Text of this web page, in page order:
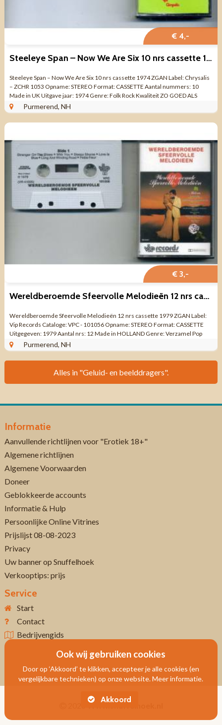
€ 4,-
Steeleye Span – Now We Are Six 10 nrs cassette 1974 ZGAN
Steeleye Span – Now We Are Six 10 nrs cassette 1974 ZGAN Label: Chrysalis
– ZCHR 1053 Opname: STEREO Format: CASSETTE Aantal nummers: 10
Made in UK Uitgave jaar: 1974 Genre: Folk Rock Kwaliteit ZO GOED ALS
NIEUW ...Purmerend, NH
€ 3,-
Wereldberoemde Sfeervolle Melodieën 12 nrs cassette 1979 ZGAN
Wereldberoemde Sfeervolle Melodieën 12 nrs cassette 1979 ZGAN Label:
Vip Records Cataloge: VPC - 101056 Opname: STEREO Format: CASSETTE
Uitgegeven: 1979 Aantal nrs: 12 Made in HOLLAND Genre: Verzamel Pop
Jazz Easy Listening ...
Purmerend, NH
Alles in "Geluid- en beelddragers".
Informatie
Aanvullende richtlijnen voor "Erotiek 18+"
Algemene richtlijnen
Algemene Voorwaarden
Doneer
Geblokkeerde accounts
Informatie & Hulp
Persoonlijke Online Vitrines
Prijslijst 08-08-2023
Privacy
Uw banner op Snuffelhoek
Verkooptips: prijs
Service
Start
Contact
Bedrijvengids
Www.snuffelhoek.nl
Ook wij gebruiken cookies
Door op ‘Akkoord’ te klikken, accepteer je alle cookies (en
vergelijkbare technieken) op onze website. Meer informatie.
Akkoord